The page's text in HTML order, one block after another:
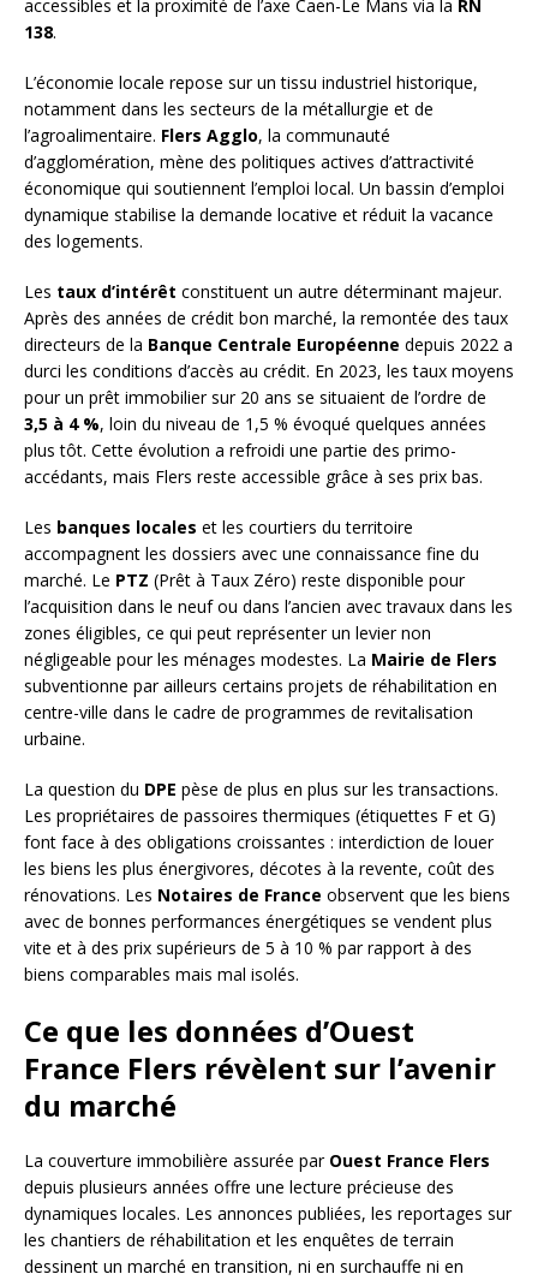
accessibles et la proximité de l’axe Caen-Le Mans via la RN
138.
L’économie locale repose sur un tissu industriel historique,
notamment dans les secteurs de la métallurgie et de
l’agroalimentaire. Flers Agglo, la communauté
d’agglomération, mène des politiques actives d’attractivité
économique qui soutiennent l’emploi local. Un bassin d’emploi
dynamique stabilise la demande locative et réduit la vacance
des logements.
Les taux d’intérêt constituent un autre déterminant majeur.
Après des années de crédit bon marché, la remontée des taux
directeurs de la Banque Centrale Européenne depuis 2022 a
durci les conditions d’accès au crédit. En 2023, les taux moyens
pour un prêt immobilier sur 20 ans se situaient de l’ordre de
3,5 à 4 %, loin du niveau de 1,5 % évoqué quelques années
plus tôt. Cette évolution a refroidi une partie des primo-
accédants, mais Flers reste accessible grâce à ses prix bas.
Les banques locales et les courtiers du territoire
accompagnent les dossiers avec une connaissance fine du
marché. Le PTZ (Prêt à Taux Zéro) reste disponible pour
l’acquisition dans le neuf ou dans l’ancien avec travaux dans les
zones éligibles, ce qui peut représenter un levier non
négligeable pour les ménages modestes. La Mairie de Flers
subventionne par ailleurs certains projets de réhabilitation en
centre-ville dans le cadre de programmes de revitalisation
urbaine.
La question du DPE pèse de plus en plus sur les transactions.
Les propriétaires de passoires thermiques (étiquettes F et G)
font face à des obligations croissantes : interdiction de louer
les biens les plus énergivores, décotes à la revente, coût des
rénovations. Les Notaires de France observent que les biens
avec de bonnes performances énergétiques se vendent plus
vite et à des prix supérieurs de 5 à 10 % par rapport à des
biens comparables mais mal isolés.
Ce que les données d’Ouest
France Flers révèlent sur l’avenir
du marché
La couverture immobilière assurée par Ouest France Flers
depuis plusieurs années offre une lecture précieuse des
dynamiques locales. Les annonces publiées, les reportages sur
les chantiers de réhabilitation et les enquêtes de terrain
dessinent un marché en transition, ni en surchauffe ni en